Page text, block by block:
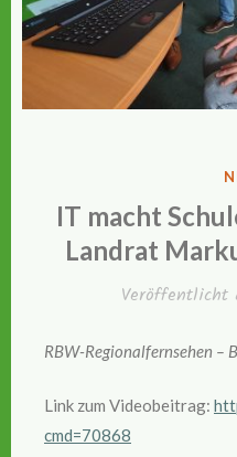
IN
IT macht
Landrat
Veröffentlicht
RBW-Regionalfernsehen –
Link zum Videobeitrag:
cmd=70868